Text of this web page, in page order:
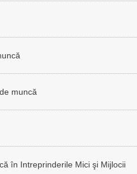
muncă
în Intreprinderile Mici şi Mijlocii